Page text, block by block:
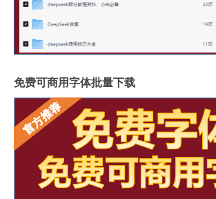
免费可商用字体批量下载